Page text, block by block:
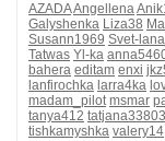
AZADAAngellena
Galyshenka Liza38
Susann1969 Svet-
Tatwas Yl-ka
bahera editam enxi
lanfirochka larra4ka
madam_pilot msmar
tanya412 tatjana33803
tishkamyshka valery14